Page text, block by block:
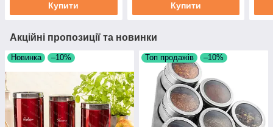
Купити Купити
Акційні пропозиції та новинки
Новинка –10% Топ продажів –10%